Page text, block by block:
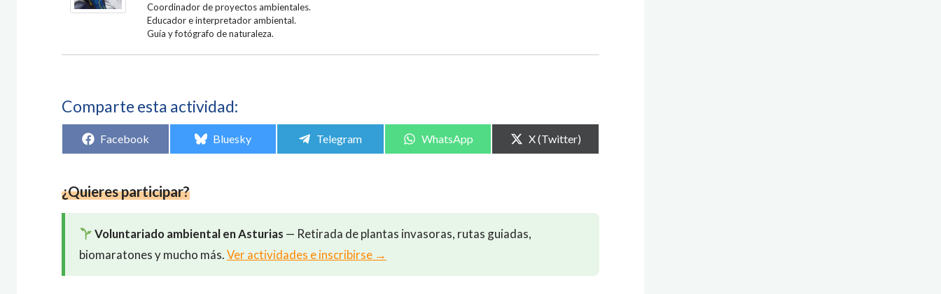
Coordinador de proyectos ambientales.
Educador e interpretador ambiental.
Guía y fotógrafo de naturaleza.
Comparte esta actividad:
Compartir
Facebook
Compartir
Bluesky
Compartir
Telegram
Compartir
WhatsApp
Compartir
X (Twitter)
¿Quieres participar?
Voluntariado ambiental en Asturias — Retirada de plantas invasoras, rutas guiadas,
biomaratones y mucho más.Ver actividades e inscribirse →